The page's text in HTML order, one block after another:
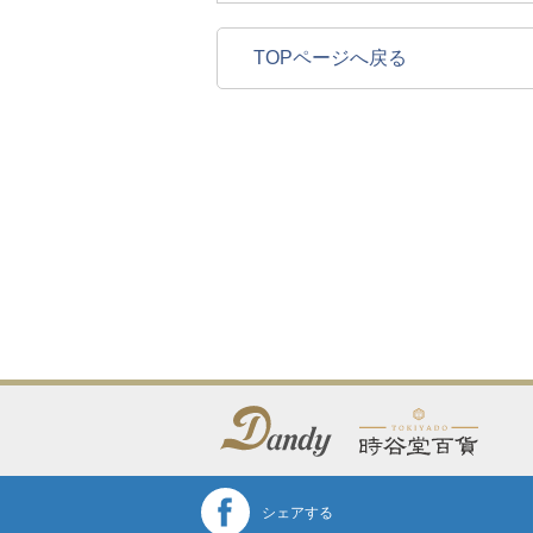
シェアする
TOPページへ戻る